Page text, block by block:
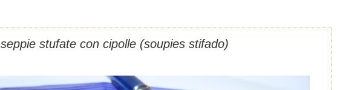
seppie stufate con cipolle (soupies stifado)